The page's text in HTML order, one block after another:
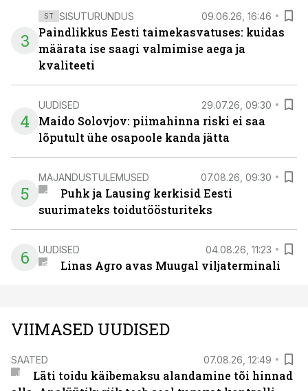
3
ST SISUTURUNDUS 09.06.26, 16:46
Paindlikkus Eesti taimekasvatuses: kuidas
määrata ise saagi valmimise aega ja
kvaliteeti
4
UUDISED 29.07.26, 09:30
Maido Solovjov: piimahinna riski ei saa
lõputult ühe osapoole kanda jätta
5
MAJANDUSTULEMUSED 07.08.26, 09:30
Puhk ja Lausing kerkisid Eesti
suurimateks toidutöösturiteks
6 UUDISED 04.08.26, 11:23
Linas Agro avas Muugal viljaterminali
VIIMASED UUDISED
SAATED 07.08.26, 12:49
Läti toidu käibemaksu alandamine tõi hinnad